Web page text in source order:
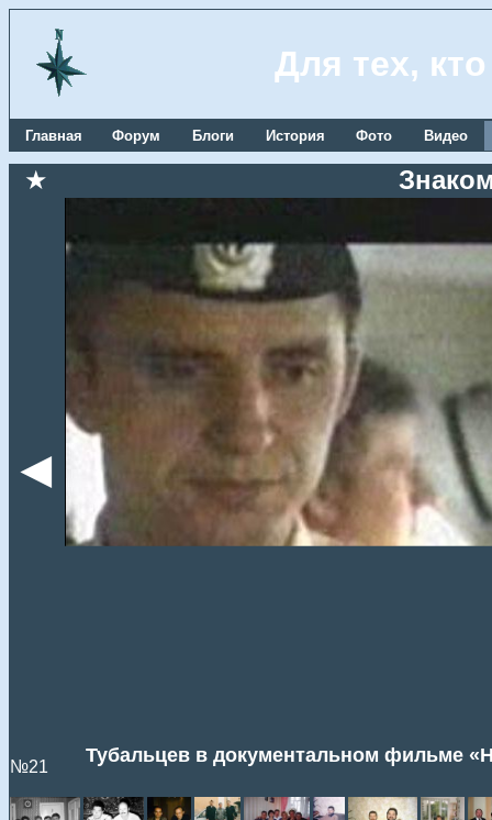
Для тех,
Главная Форум Блоги История Фото Видео
★
◄
№21
Тубальцев в документальном фильме